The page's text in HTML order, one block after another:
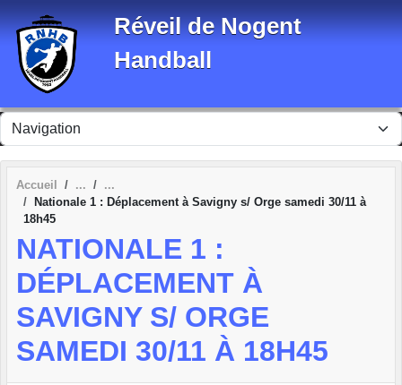
Réveil de Nogent
Handball
Accueil
Nationale 1 : Déplacement à Savigny s/ Orge samedi 30/11 à
18h45
NATIONALE 1 :
DÉPLACEMENT À
SAVIGNY S/ ORGE
SAMEDI 30/11 À 18H45